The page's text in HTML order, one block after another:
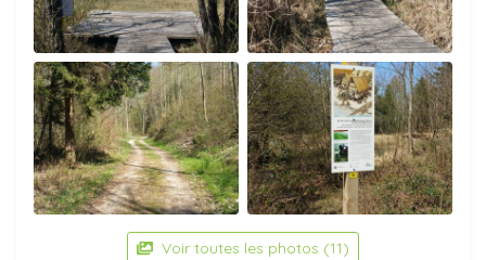
Voir toutes les photos (11)